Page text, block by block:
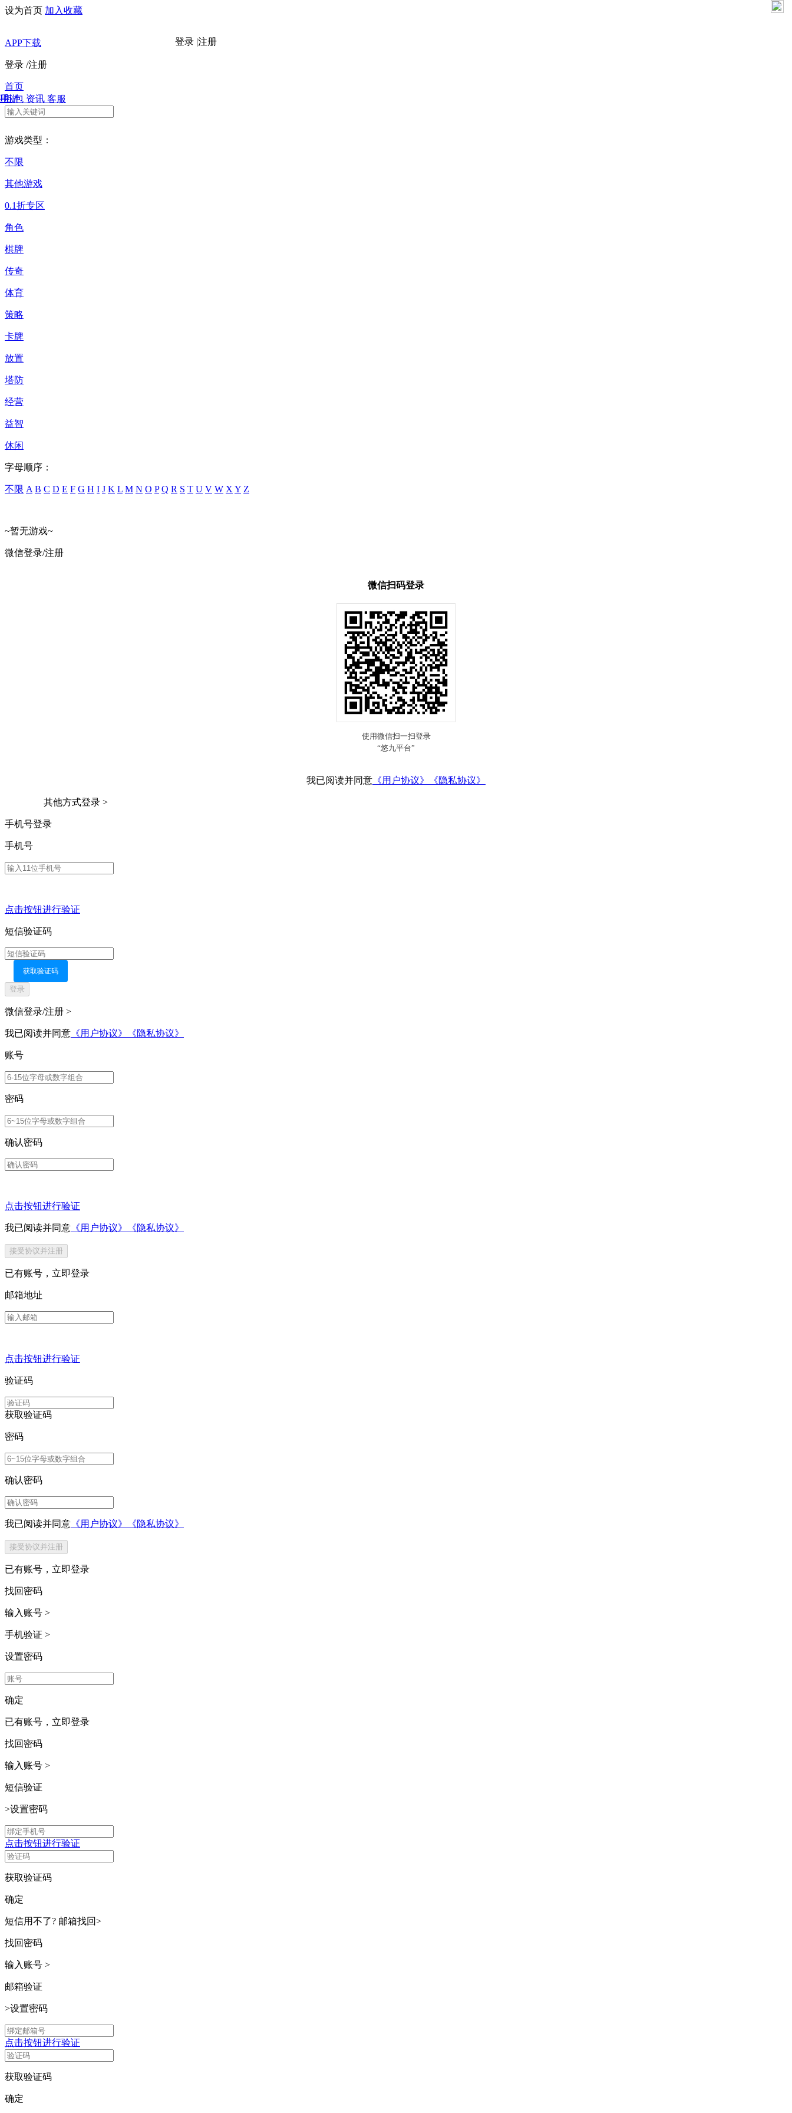
设为首页 加入收藏
登录 |注册
APP下载
登录 /注册
首页
手游
H5礼包 资讯 客服
游戏类型：
不限
其他游戏
0.1折专区
角色
棋牌
传奇
体育
策略
卡牌
放置
塔防
经营
益智
休闲
字母顺序：
不限 A B C D E F G H I J K L M N O P Q R S T U V W X Y Z
~暂无游戏~
微信登录/注册
微信扫码登录
我已阅读并同意 《用户协议》 《隐私协议》
其他方式登录 >
手机号登录
手机号
点击按钮进行验证
短信验证码
获取验证码
登录
微信登录/注册 >
我已阅读并同意 《用户协议》 《隐私协议》
账号
密码
确认密码
点击按钮进行验证
我已阅读并同意 《用户协议》 《隐私协议》
接受协议并注册
已有账号， 立即登录
邮箱地址
点击按钮进行验证
验证码
获取验证码
密码
确认密码
我已阅读并同意 《用户协议》 《隐私协议》
接受协议并注册
已有账号， 立即登录
找回密码
输入账号 >
手机验证 >
设置密码
确定
已有账号， 立即登录
找回密码
输入账号 >
短信验证
>设置密码
点击按钮进行验证
获取验证码
确定
短信用不了? 邮箱找回>
找回密码
输入账号 >
邮箱验证
>设置密码
点击按钮进行验证
获取验证码
确定